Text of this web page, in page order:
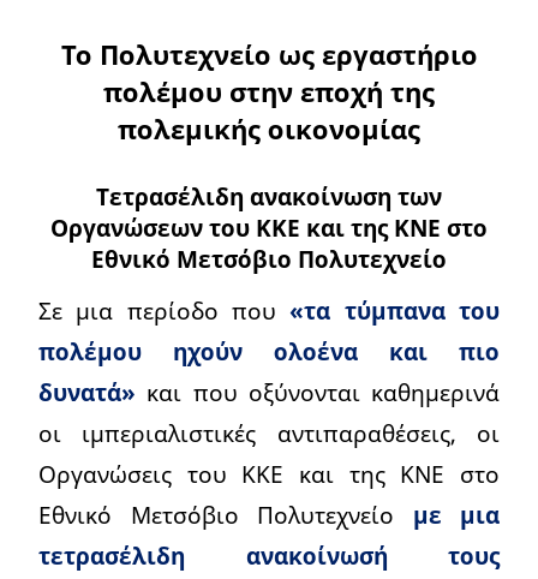
Το Πολυτεχνείο ως εργαστήριο
πολέμου στην εποχή της
πολεμικής οικονομίας
Τετρασέλιδη ανακοίνωση των
Οργανώσεων του ΚΚΕ και της ΚΝΕ στο
Εθνικό Μετσόβιο Πολυτεχνείο
Σε μια περίοδο που«τα τύμπανα του
πολέμου ηχούν ολοένα και πιο
δυνατά» και που οξύνονται καθημερινά
οι ιμπεριαλιστικές αντιπαραθέσεις, οι
Οργανώσεις του ΚΚΕ και της ΚΝΕ στο
Εθνικό Μετσόβιο Πολυτεχνείο με μια
τετρασέλιδη ανακοίνωσή τους